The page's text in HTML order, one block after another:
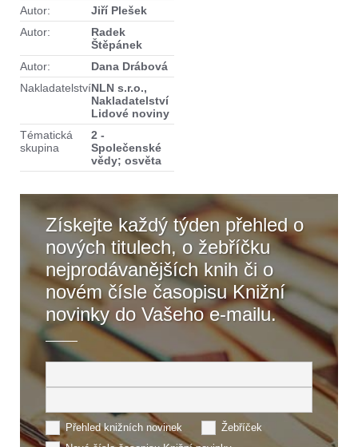
Autor:
Jiří Plešek
Autor:
Radek
Štěpánek
Autor:
Dana Drábová
NakladatelstvíNLN s.r.o.,
Nakladatelství
Lidové noviny
Tématická
skupina
2 -
Společenské
vědy; osvěta
Získejte každý týden přehled o
nových titulech, o žebříčku
nejprodávanějších knih či o
novém čísle časopisu Knižní
novinky do Vašeho e-mailu.
Přehled knižních novinek
Žebříček